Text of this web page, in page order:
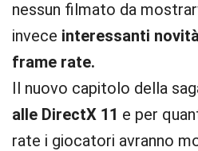
nessun filmato da
invece interessanti
frame rate.
Il nuovo capitolo della
alle DirectX 11 e per
rate i giocatori avranno